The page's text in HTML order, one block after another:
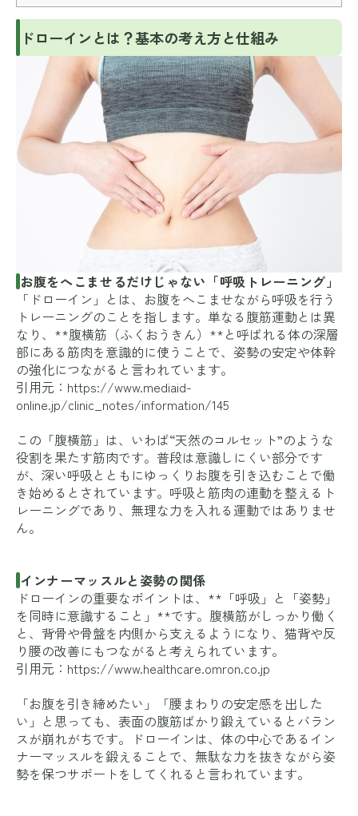
ドローインとは？基本の考え方と仕組み
お腹をへこませるだけじゃない「呼吸トレーニング」
「ドローイン」とは、お腹をへこませながら呼吸を行う
トレーニングのことを指します。単なる腹筋運動とは異
なり、**腹横筋（ふくおうきん）**と呼ばれる体の深層
部にある筋肉を意識的に使うことで、姿勢の安定や体幹
の強化につながると言われています。
引用元： https://www.mediaid-
online.jp/clinic_notes/information/145
この「腹横筋」は、いわば“天然のコルセット”のような
役割を果たす筋肉です。普段は意識しにくい部分です
が、深い呼吸とともにゆっくりお腹を引き込むことで働
き始めるとされています。呼吸と筋肉の連動を整えるト
レーニングであり、無理な力を入れる運動ではありませ
ん。
インナーマッスルと姿勢の関係
ドローインの重要なポイントは、**「呼吸」と「姿勢」
を同時に意識すること」**です。腹横筋がしっかり働く
と、背骨や骨盤を内側から支えるようになり、猫背や反
り腰の改善にもつながると考えられています。
引用元： https://www.healthcare.omron.co.jp
「お腹を引き締めたい」「腰まわりの安定感を出した
い」と思っても、表面の腹筋ばかり鍛えているとバラン
スが崩れがちです。ドローインは、体の中心であるイン
ナーマッスルを鍛えることで、無駄な力を抜きながら姿
勢を保つサポートをしてくれると言われています。